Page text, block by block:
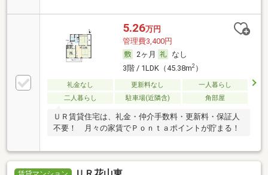
5.26万円
管理費3,400円
2ヶ月
なし
3階 / 1LDK（45.38m2）
礼金なし 更新料なし
一人暮らし
二人暮らし
駐車場(近隣含) 角部屋
ＵＲ賃貸住宅は、礼金・仲介手数料・更新料・保証人
不要！ 月々の家賃でＰｏｎｔａポイントが貯まる！